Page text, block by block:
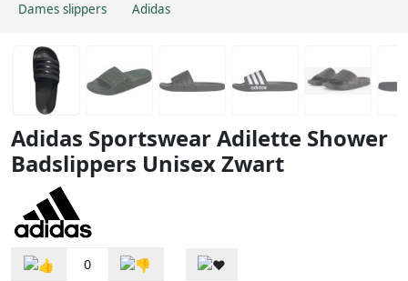
Dames slippers Adidas
Adidas Sportswear Adilette Shower
Badslippers Unisex Zwart
0